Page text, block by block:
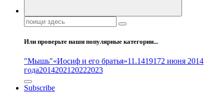
Поиск:
Или проверьте наши популярные категории...
"Мышь"«Иосиф и его братья»11.1419172 июня 2014
года2014202120222023
Subscribe